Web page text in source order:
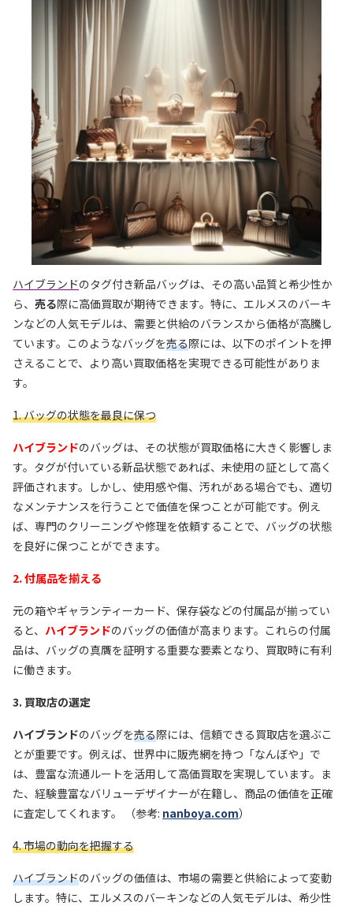
ハイブランドのタグ付き新品バッグは、その高い品質と希少性か
ら、 売る際に高価買取が期待できます。特に、エルメスのバーキ
ンなどの人気モデルは、需要と供給のバランスから価格が高騰し
ています。このようなバッグを売る際には、以下のポイントを押
さえることで、より高い買取価格を実現できる可能性がありま
す。
1. バッグの状態を最良に保つ
ハイブランドのバッグは、その状態が買取価格に大きく影響しま
す。タグが付いている新品状態であれば、未使用の証として高く
評価されます。しかし、使用感や傷、汚れがある場合でも、適切
なメンテナンスを行うことで価値を保つことが可能です。例え
ば、専門のクリーニングや修理を依頼することで、バッグの状態
を良好に保つことができます。
2. 付属品を揃える
元の箱やギャランティーカード、保存袋などの付属品が揃ってい
ると、 ハイブランドのバッグの価値が高まります。これらの付属
品は、バッグの真贋を証明する重要な要素となり、買取時に有利
に働きます。
3. 買取店の選定
ハイブランドのバッグを売る際には、信頼できる買取店を選ぶこ
とが重要です。例えば、世界中に販売網を持つ「なんぼや」で
は、豊富な流通ルートを活用して高価買取を実現しています。ま
た、経験豊富なバリューデザイナーが在籍し、商品の価値を正確
に査定してくれます。 （参考: nanboya.com）
4. 市場の動向を把握する
ハイブランドのバッグの価値は、市場の需要と供給によって変動
します。特に、エルメスのバーキンなどの人気モデルは、希少性